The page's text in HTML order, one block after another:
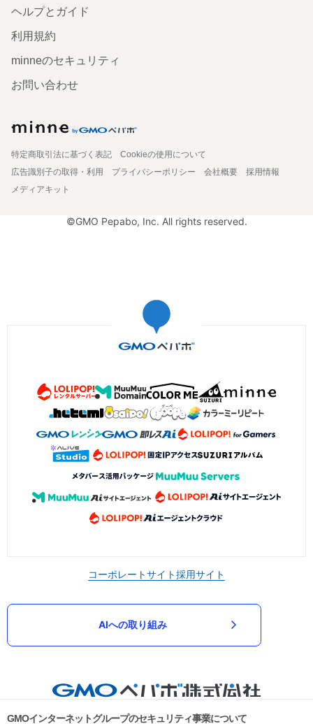
ヘルプとガイド
利用規約
minneのセキュリティ
お問い合わせ
特定商取引法に基づく表記
Cookieの使用について
広告識別子の取得・利用
プライバシーポリシー 会社概要
採用情報
メディアキット
©GMO Pepabo, Inc. All rights reserved.
コーポレートサイト採用サイト
AIへの取り組み
GMOインターネットグループのセキュリティ事業について